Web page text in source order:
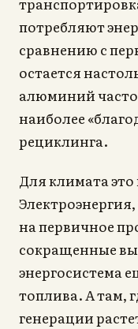
потребляют
сравнению с
остается
алюминий
наиболее
рециклинга.
Для климата
на первичное
сокращенные
энергосистема
топлива. А там,
генерации